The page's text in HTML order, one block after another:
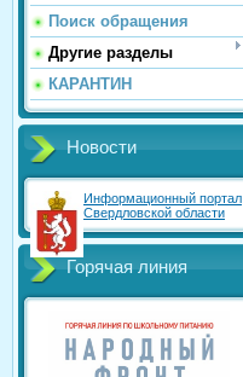
Поиск обращения
Другие разделы
КАРАНТИН
Новости
Информационный портал
Свердловской области
Горячая линия